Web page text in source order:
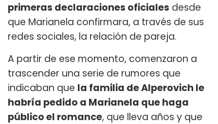
primeras declaraciones oficiales desde
que Marianela confirmara, a través de sus
redes sociales, la relación de pareja.
A partir de ese momento, comenzaron a
trascender una serie de rumores que
indicaban que la familia de Alperovich le
habría pedido a Marianela que haga
público el romance, que lleva años y que